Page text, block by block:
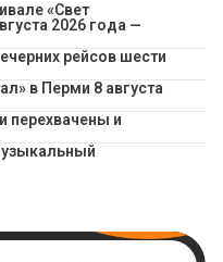
«Свет
2026 года —
рейсов шести
в Перми 8 августа
перехвачены и